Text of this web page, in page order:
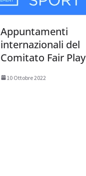
Appuntamenti
internazionali del
Comitato Fair Play
10 Ottobre 2022